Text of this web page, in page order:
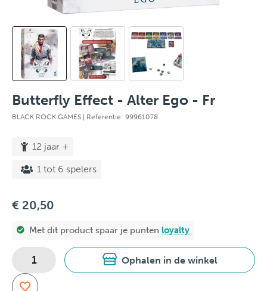
Butterfly Effect - Alter Ego - Fr
BLACK ROCK GAMES | Referentie: 99961078
12 jaar +
1 tot 6 spelers
€ 20,50
Met dit product spaar je punten loyalty
Ophalen in de winkel